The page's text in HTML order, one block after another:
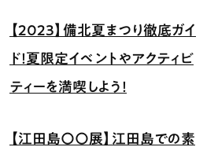
【2023】備北夏まつり徹底ガイ
ド！夏限定イベントやアクティビ
ティーを満喫しよう！
【江田島〇〇展】江田島での素